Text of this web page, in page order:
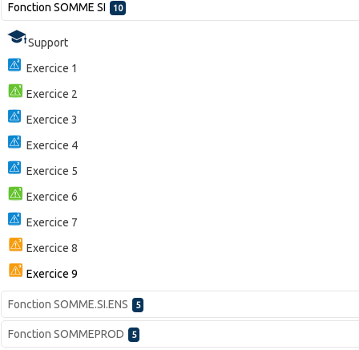
Fonction SOMME SI 10
Support
Exercice 1
Exercice 2
Exercice 3
Exercice 4
Exercice 5
Exercice 6
Exercice 7
Exercice 8
Exercice 9
Fonction SOMME.SI.ENS 5
Fonction SOMMEPROD 5